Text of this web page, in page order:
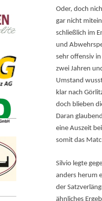
Oder, doch
gar nicht
schließlich im
und
sehr offensiv
zwei Jahren
Umstand
klar nach
doch blieben
Daran
eine Auszeit
somit das
Silvio legte
anders herum
der
ähnliches